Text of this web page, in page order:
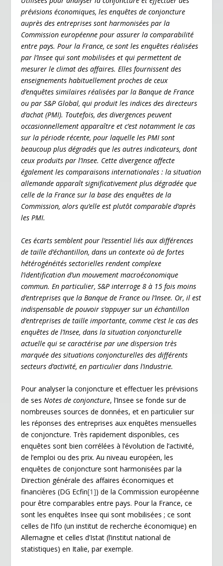
o
k
n n
dl
y
prévisions économiques, les enquêtes de conjoncture
auprès des entreprises sont harmonisées par la
Commission européenne pour assurer la comparabilité
entre pays. Pour la France, ce sont les enquêtes réalisées
par l’Insee qui sont mobilisées et qui permettent de
mesurer le climat des affaires. Elles fournissent des
enseignements habituellement proches de ceux
d’enquêtes similaires réalisées par la Banque de France
ou par S&P Global, qui produit les indices des directeurs
d’achat (PMI). Toutefois, des divergences peuvent
occasionnellement apparaître et c’est notamment le cas
sur la période récente, pour laquelle les PMI sont
beaucoup plus dégradés que les autres indicateurs, dont
ceux produits par l’Insee. Cette divergence affecte
également les comparaisons internationales : la situation
allemande apparaît significativement plus dégradée que
celle de la France sur la base des enquêtes de la
Commission, alors qu’elle est plutôt comparable d’après
les PMI.
Ces écarts semblent pour l’essentiel liés aux différences
de taille d’échantillon, dans un contexte où de fortes
hétérogénéités sectorielles rendent complexe
l’identification d’un mouvement macroéconomique
commun. En particulier, S&P interroge 8 à 15 fois moins
d’entreprises que la Banque de France ou l’Insee. Or, il est
indispensable de pouvoir s’appuyer sur un échantillon
d’entreprises de taille importante, comme c’est le cas des
enquêtes de l’Insee, dans la situation conjoncturelle
actuelle qui se caractérise par une dispersion très
marquée des situations conjoncturelles des différents
secteurs d’activité, en particulier dans l’industrie.
Pour analyser la conjoncture et effectuer les prévisions
de sesNotes de conjoncture, l’Insee se fonde sur de
nombreuses sources de données, et en particulier sur
les réponses des entreprises aux enquêtes mensuelles
de conjoncture. Très rapidement disponibles, ces
enquêtes sont bien corrélées à l’évolution de l’activité,
de l’emploi ou des prix. Au niveau européen, les
enquêtes de conjoncture sont harmonisées par la
Direction générale des affaires économiques et
financières (DG Ecfin[1]) de la Commission européenne
pour être comparables entre pays. Pour la France, ce
sont les enquêtes Insee qui sont mobilisées ; ce sont
celles de l’Ifo (un institut de recherche économique) en
Allemagne et celles d’Istat (l’institut national de
statistiques) en Italie, par exemple.